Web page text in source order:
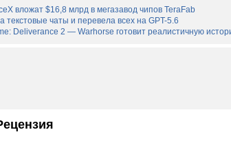
вложат $16,8 млрд в мегазавод чипов TeraFab
чаты и перевела всех на GPT-5.6
Deliverance 2 — Warhorse готовит реалистичную